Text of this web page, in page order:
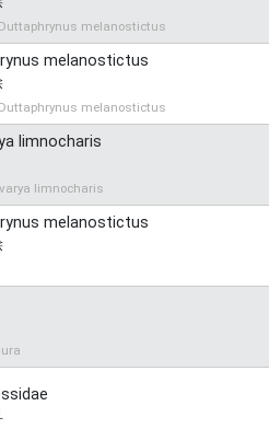
melanostictus
melanostictus
melanostictus
limnocharis
limnocharis
melanostictus